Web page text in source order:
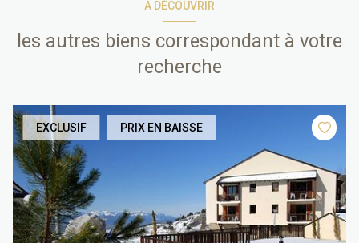
A DÉCOUVRIR
les autres biens correspondant à votre
recherche
EXCLUSIF PRIX EN BAISSE